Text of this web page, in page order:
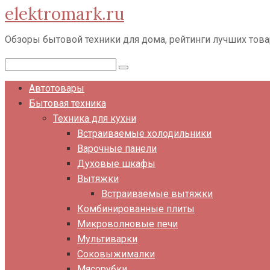
Перейти
к
контенту
elektromark.ru
Обзоры бытовой техники для дома, рейтинги лучших
Автотовары
Бытовая техника
Техника для кухни
Встраиваемые холодильники
Варочные панели
Духовые шкафы
Вытяжки
Встраиваемые вытяжки
Комбинированные плиты
Микроволновые печи
Мультиварки
Соковыжималки